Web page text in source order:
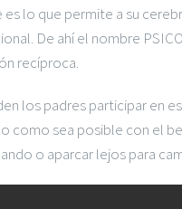
es lo que permite a su
De ahí el nombre
recíproca.
los padres participar en
como sea posible con el
o aparcar lejos para